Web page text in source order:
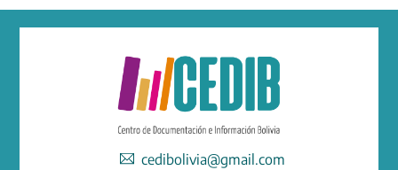
cedibolivia@gmail.com